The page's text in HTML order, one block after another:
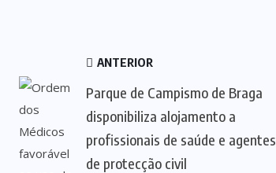
ANTERIOR
Parque de Campismo de Braga
disponibiliza alojamento a
profissionais de saúde e agentes
de protecção civil